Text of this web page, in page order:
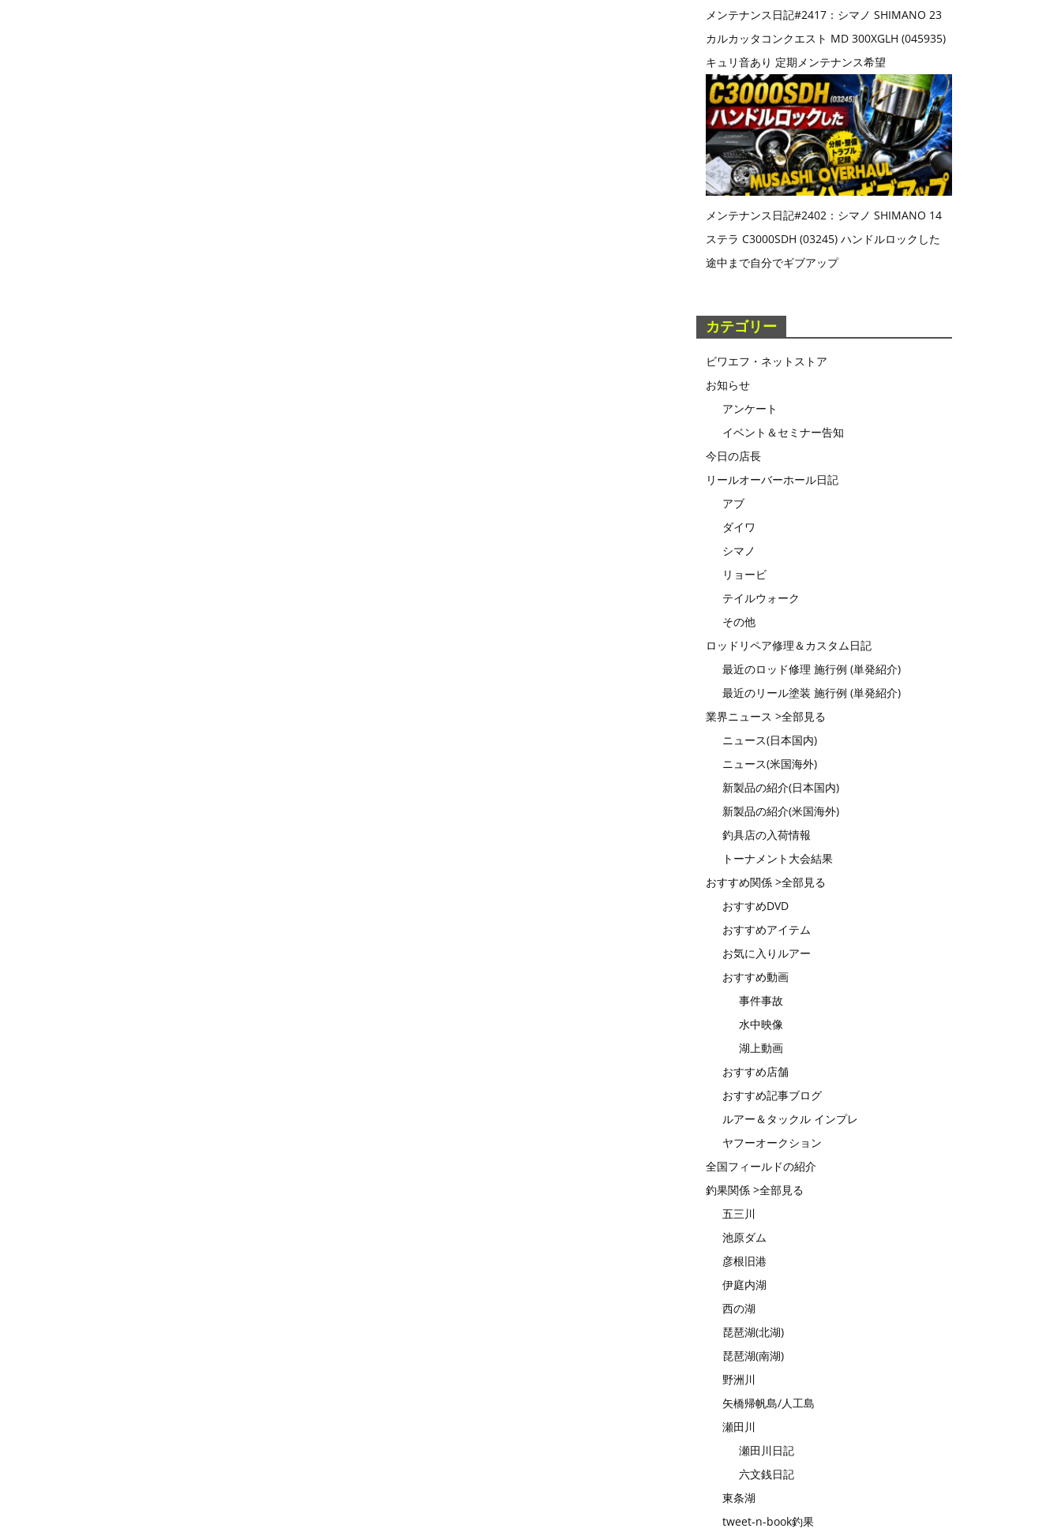
メンテナンス日記#2417：シマノ SHIMANO 23
カルカッタコンクエスト MD 300XGLH (045935)
キュリ音あり 定期メンテナンス希望
メンテナンス日記#2402：シマノ SHIMANO 14
ステラ C3000SDH (03245) ハンドルロックした
途中まで自分でギブアップ
カテゴリー
ビワエフ・ネットストア
お知らせ
アンケート
イベント＆セミナー告知
今日の店長
リールオーバーホール日記
アブ
ダイワ
シマノ
リョービ
テイルウォーク
その他
ロッドリペア修理＆カスタム日記
最近のロッド修理 施行例 (単発紹介)
最近のリール塗装 施行例 (単発紹介)
業界ニュース >全部見る
ニュース(日本国内)
ニュース(米国海外)
新製品の紹介(日本国内)
新製品の紹介(米国海外)
釣具店の入荷情報
トーナメント大会結果
おすすめ関係 >全部見る
おすすめDVD
おすすめアイテム
お気に入りルアー
おすすめ動画
事件事故
水中映像
湖上動画
おすすめ店舗
おすすめ記事ブログ
ルアー＆タックル インプレ
ヤフーオークション
全国フィールドの紹介
釣果関係 >全部見る
五三川
池原ダム
彦根旧港
伊庭内湖
西の湖
琵琶湖(北湖)
琵琶湖(南湖)
野洲川
矢橋帰帆島/人工島
瀬田川
瀬田川日記
六文銭日記
東条湖
tweet-n-book釣果